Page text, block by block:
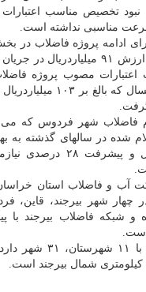
تخصیص مناسب اعتبارات
مناسبی نداشته است.
ادامه پروژه فاضلاب در
قراردادهایی به ارزش ۹۱
مصوب پروژه
منابع مختلف امسال که
فاضلاب شهر فردوس که می
شده در سالهای گذشته به
گذشت ۱۱ سال و پیشرفت
آب و فاضلاب استان
چهار شهر بیرجند، قاین،
خراسان جنوبی با